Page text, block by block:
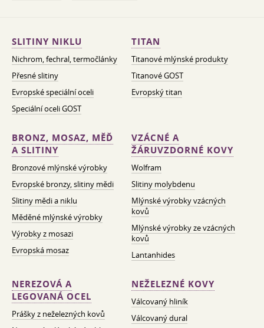
SLITINY NIKLU
Nichrom, fechral, termočlánky
Přesné slitiny
Evropské speciální oceli
Speciální oceli GOST
TITAN
Titanové mlýnské produkty
Titanové GOST
Evropský titan
BRONZ, MOSAZ, MĚĎ
A SLITINY
Bronzové mlýnské výrobky
Evropské bronzy, slitiny mědi
Slitiny mědi a niklu
Měděné mlýnské výrobky
Výrobky z mosazi
Evropská mosaz
VZÁCNÉ A
ŽÁRUVZDORNÉ KOVY
Wolfram
Slitiny molybdenu
Mlýnské výrobky vzácných
kovů
Mlýnské výrobky ze vzácných
kovů
Lantanhides
NEREZOVÁ A
LEGOVANÁ OCEL
Prášky z neželezných kovů
NEŽELEZNÉ KOVY
Válcovaný hliník
Válcovaný dural